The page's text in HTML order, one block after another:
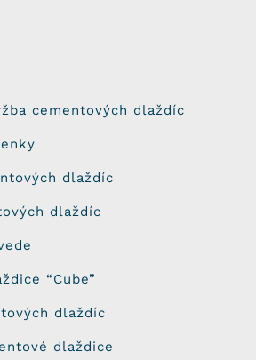
cementových dlaždíc
dlaždíc
dlaždíc
“Cube”
dlaždíc
dlaždice